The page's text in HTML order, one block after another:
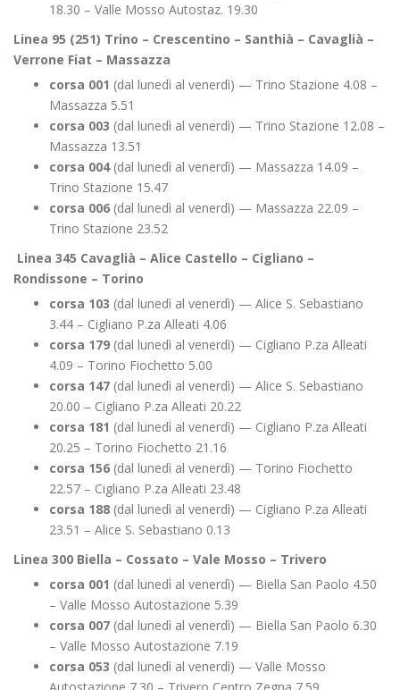
18.30 – Valle Mosso Autostaz. 19.30
Linea 95 (251) Trino – Crescentino – Santhià – Cavaglià –
Verrone Fiat – Massazza
corsa 001 (dal lunedì al venerdì) — Trino Stazione 4.08 –
Massazza 5.51
corsa 003 (dal lunedì al venerdì) — Trino Stazione 12.08 –
Massazza 13.51
corsa 004 (dal lunedì al venerdì) — Massazza 14.09 –
Trino Stazione 15.47
corsa 006 (dal lunedì al venerdì) — Massazza 22.09 –
Trino Stazione 23.52
Linea 345 Cavaglià – Alice Castello – Cigliano –
Rondissone – Torino
corsa 103 (dal lunedì al venerdì) — Alice S. Sebastiano
3.44 – Cigliano P.za Alleati 4.06
corsa 179 (dal lunedì al venerdì) — Cigliano P.za Alleati
4.09 – Torino Fiochetto 5.00
corsa 147 (dal lunedì al venerdì) — Alice S. Sebastiano
20.00 – Cigliano P.za Alleati 20.22
corsa 181 (dal lunedì al venerdì) — Cigliano P.za Alleati
20.25 – Torino Fiochetto 21.16
corsa 156 (dal lunedì al venerdì) — Torino Fiochetto
22.57 – Cigliano P.za Alleati 23.48
corsa 188 (dal lunedì al venerdì) — Cigliano P.za Alleati
23.51 – Alice S. Sebastiano 0.13
Linea 300 Biella – Cossato – Vale Mosso – Trivero
corsa 001 (dal lunedì al venerdì) — Biella San Paolo 4.50
– Valle Mosso Autostazione 5.39
corsa 007 (dal lunedì al venerdì) — Biella San Paolo 6.30
– Valle Mosso Autostazione 7.19
corsa 053 (dal lunedì al venerdì) — Valle Mosso